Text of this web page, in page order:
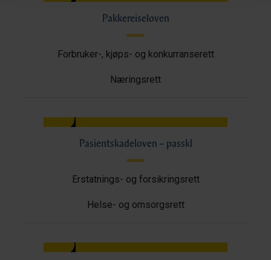
Pakkereiseloven
Forbruker-, kjøps- og konkurranserett
Næringsrett
Pasientskadeloven – passkl
Erstatnings- og forsikringsrett
Helse- og omsorgsrett